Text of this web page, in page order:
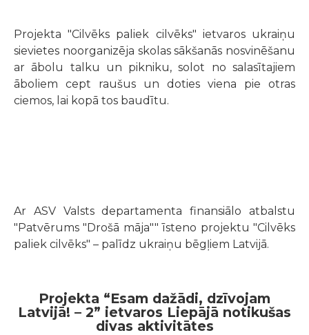
Projekta "Cilvēks paliek cilvēks" ietvaros ukraiņu
sievietes noorganizēja skolas sākšanās nosvinēšanu
ar ābolu talku un pikniku, solot no salasītajiem
āboliem cept raušus un doties viena pie otras
ciemos, lai kopā tos baudītu.
Ar ASV Valsts departamenta finansiālo atbalstu
"Patvērums "Drošā māja"" īsteno projektu "Cilvēks
paliek cilvēks" – palīdz ukraiņu bēgļiem Latvijā.
Projekta “Esam dažādi, dzīvojam
Latvijā! – 2” ietvaros Liepājā notikušas
divas aktivitātes